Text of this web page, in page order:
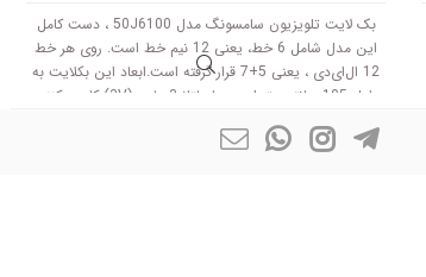
بک لایت تلویزیون سامسونگ مدل 50J6100 ، دست کامل
این مدل شامل 6 خط، یعنی 12 نیم خط است. روی هر خط
12 ال‌ای‌دی ، یعنی 5+7 قرار گرفته است.ابعاد این بکلایت به
طول 105 سانتی متر است .با ولتاژ 3 ولت (3V) کار می‌کنند.